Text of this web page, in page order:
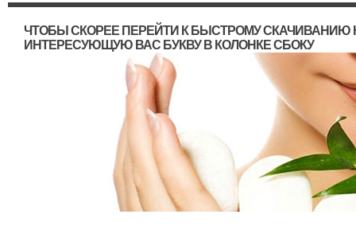
ЧТОБЫ СКОРЕЕ ПЕРЕЙТИ К БЫСТРОМУ СКАЧИВАНИЮ
ИНТЕРЕСУЮЩУЮ ВАС БУКВУ В КОЛОНКЕ СБОКУ